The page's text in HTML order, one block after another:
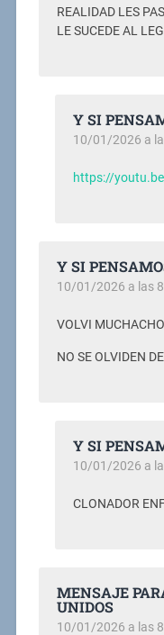
REALIDAD LES
LE SUCEDE AL
Y SI
10/01/2026 a
https://
Y SI
10/01/2026 a las
VOLVI
NO SE OLVIDEN
Y SI
10/01/2026 a
CLONADOR
MENSAJE
UNIDOS
10/01/2026 a las